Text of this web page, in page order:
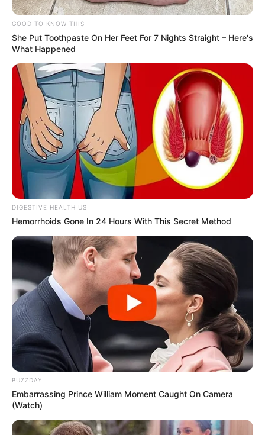
Em primeira sessão ordinária,
Câmara define Comissão de Ética
Parlamentar 2023
Após a votação, a Comissão ficou composta por: Vanes
Generoso, Ricardo Rio, Juninho do Peg Pag Lima, Vilma
Fonte: Assessoria
ÉTICA 07/02/2023 Foto: Divuçgação
Share FacebookWhatsAppTelegramMessenger
X
GOOD TO KNOW THIS
She Put Toothpaste On Her Feet For 7 Nights Straight – Here's
What Happened
DIGESTIVE HEALTH US
Hemorrhoids Gone In 24 Hours With This Secret Method
BUZZDAY
Embarrassing Prince William Moment Caught On Camera
(Watch)